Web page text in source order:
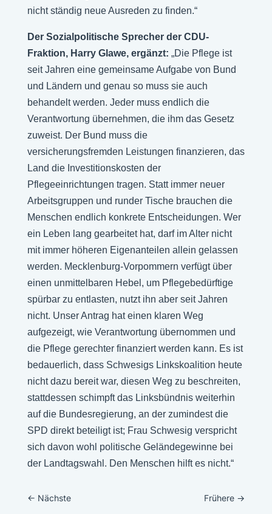
nicht ständig neue Ausreden zu finden.“
Der Sozialpolitische Sprecher der CDU-
Fraktion, Harry Glawe, ergänzt: „Die Pflege ist
seit Jahren eine gemeinsame Aufgabe von Bund
und Ländern und genau so muss sie auch
behandelt werden. Jeder muss endlich die
Verantwortung übernehmen, die ihm das Gesetz
zuweist. Der Bund muss die
versicherungsfremden Leistungen finanzieren, das
Land die Investitionskosten der
Pflegeeinrichtungen tragen. Statt immer neuer
Arbeitsgruppen und runder Tische brauchen die
Menschen endlich konkrete Entscheidungen. Wer
ein Leben lang gearbeitet hat, darf im Alter nicht
mit immer höheren Eigenanteilen allein gelassen
werden. Mecklenburg-Vorpommern verfügt über
einen unmittelbaren Hebel, um Pflegebedürftige
spürbar zu entlasten, nutzt ihn aber seit Jahren
nicht. Unser Antrag hat einen klaren Weg
aufgezeigt, wie Verantwortung übernommen und
die Pflege gerechter finanziert werden kann. Es ist
bedauerlich, dass Schwesigs Linkskoalition heute
nicht dazu bereit war, diesen Weg zu beschreiten,
stattdessen schimpft das Linksbündnis weiterhin
auf die Bundesregierung, an der zumindest die
SPD direkt beteiligt ist; Frau Schwesig verspricht
sich davon wohl politische Geländegewinne bei
der Landtagswahl. Den Menschen hilft es nicht.“
← Nächste Frühere →